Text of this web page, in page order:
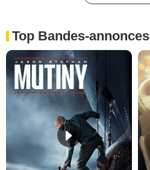
Top Bandes-annonces